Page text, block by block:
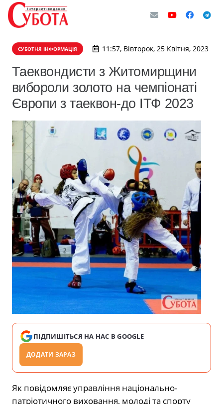
СУБОТНЯ ІНФОРМАЦІЯ 11:57, Вівторок, 25 Квітня, 2023
Таеквондисти з Житомирщини
вибороли золото на чемпіонаті
Європи з таеквон-до ІТФ 2023
ПІДПИШІТЬСЯ НА НАС В GOOGLE
ДОДАТИ ЗАРАЗ
Як повідомляє управління національно-
патріотичного виховання, молоді та спорту